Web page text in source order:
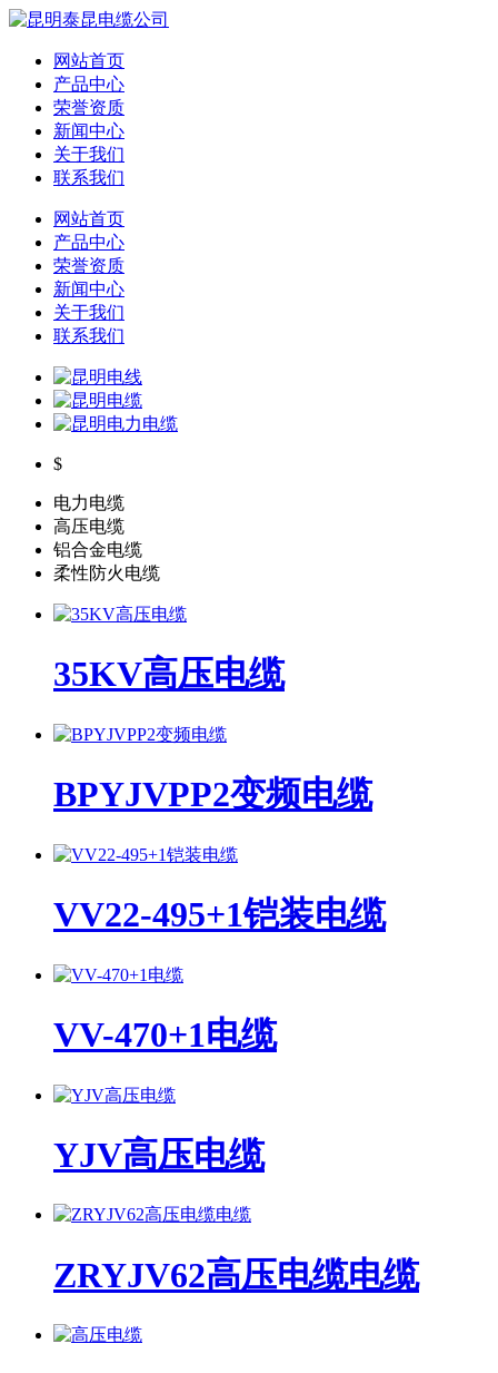
网站首页
产品中心
荣誉资质
新闻中心
关于我们
联系我们
网站首页
产品中心
荣誉资质
新闻中心
关于我们
联系我们
$
电力电缆
高压电缆
铝合金电缆
柔性防火电缆
35KV高压电缆
BPYJVPP2变频电缆
VV22-495+1铠装电缆
VV-470+1电缆
YJV高压电缆
ZRYJV62高压电缆电缆